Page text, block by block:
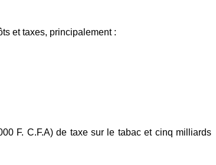
et taxes, principalement :
F. C.F.A) de taxe sur le tabac et cinq milliards